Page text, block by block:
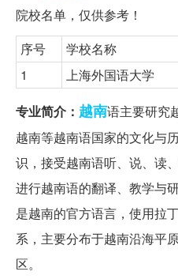
院校名单，仅供参考！
序号
学校名称
1
上海外国语大学
专业简介： 越南语主要研究
越南等越南语国家的文化与
识，接受越南语听、说、读
进行越南语的翻译、教学与
是越南的官方语言，使用拉
系，主要分布于越南沿海平
区。